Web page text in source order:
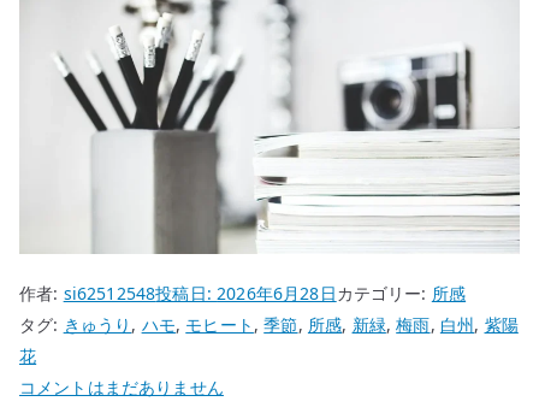
作者: si62512548投稿日:2026年6月28日カテゴリー: 所感
タグ: きゅうり , ハモ, モヒート ,季節, 所感, 新緑,梅雨, 白州, 紫陽
花
梅
コメントはまだありません